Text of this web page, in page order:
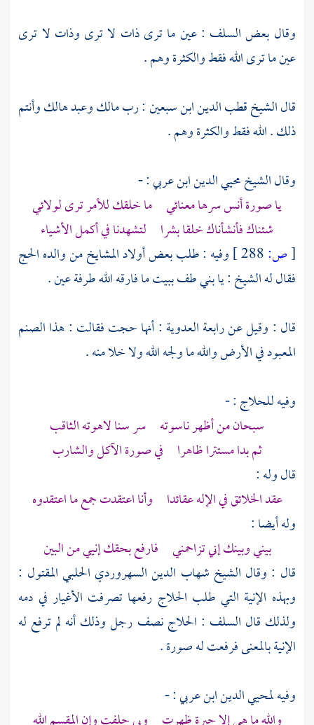
وقال بعض السلف : عين ما ترى ذات لا ترى وذات لا ترى
عين ما ترى الله فقط والكثرة وهم .
قالالشيخ قطب الدين ابن سبعين: رب مالك وعبد هالك وأنتم
ذلك . الله فقط والكثرة وهم .
وقالالشيخ محيي الدين ابن عربي: -
يا صورة أنس سرها معنائي ما خلقك للأمر ترى لولائي
شئناك فأنشأناك خلقا بشرا لتشهدنا في أكمل الأشياء
[ص:
وفيه : طلب بعض أولاد المشايخ من والده الحج
فقال له الشيخ : يا بني طف ببيت ما فارقه الله طرفة عين .
قال : وقيل عنرابعة العدوية : أنها حجت فقالت : هذا الصنم
المعبود في الأرض والله ما ولجه الله ولا خلا منه .
وفيه للحلاج : -
سبحان من أظهر ناسوته سر سنا لاهوته الثاقب
ثم بدا مستترا ظاهرا في صورة الآكل والشارب
قال وله :
عقد الخلائق في الإله عقائدا وأنا اعتقدت جمع ما اعتقدوه
وله أيضا :
بيني وبينك إني تزاحمني فارفع بحقك إنيي من البين
قال : وقال الشيخ شهاب الدين السهروردي الحلبيالمقتول :
وبهذه الإنية التي طلب الحلاج رفعها تصرفت الأغيار في دمه
ولذلك قال السلف : الحلاجنصف رجل وذلك أنه لم ترفع له
الإنية بالمعنى فرفعت له صورة .
وفيه لمحيي الدين ابن عربي : -